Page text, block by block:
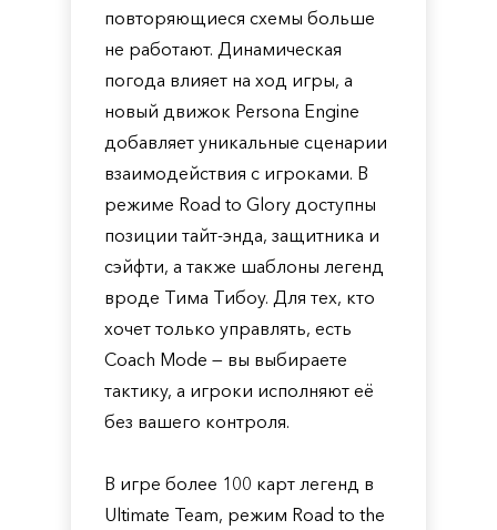
повторяющиеся схемы больше
не работают. Динамическая
погода влияет на ход игры, а
новый движок Persona Engine
добавляет уникальные сценарии
взаимодействия с игроками. В
режиме Road to Glory доступны
позиции тайт-энда, защитника и
сэйфти, а также шаблоны легенд
вроде Тима Тибоу. Для тех, кто
хочет только управлять, есть
Coach Mode — вы выбираете
тактику, а игроки исполняют её
без вашего контроля.
В игре более 100 карт легенд в
Ultimate Team, режим Road to the